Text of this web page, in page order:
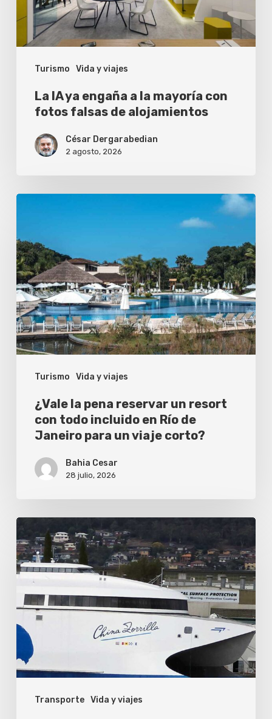
Turismo Vida y viajes
mayoría
fotos
falsas
alojamientos
La IA ya engaña a la mayoría con
fotos falsas de alojamientos
César Dergarabedian
2 agosto, 2026
Turismo Vida y viajes
pena
reservar
un
resort
con
todo
incluido
Janeiro
¿Vale la pena reservar un resort
con todo incluido en Río de
Janeiro para un viaje corto?
Bahia Cesar
28 julio, 2026
Transporte Vida y viajes
El
China
Zorrilla,
ferry
eléctrico
más
grande
del
mundo,